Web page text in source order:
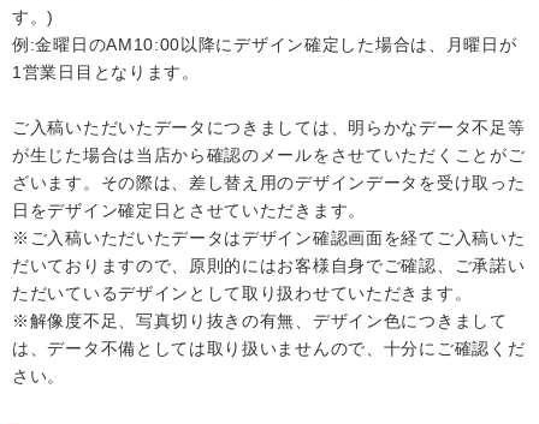
す。)
例:金曜日のAM10:00以降にデザイン確定した場合は、月曜日が
1営業日目となります。
ご入稿いただいたデータにつきましては、明らかなデータ不足等
が生じた場合は当店から確認のメールをさせていただくことがご
ざいます。その際は、差し替え用のデザインデータを受け取った
日をデザイン確定日とさせていただきます。
※ご入稿いただいたデータはデザイン確認画面を経てご入稿いた
だいておりますので、原則的にはお客様自身でご確認、ご承諾い
ただいているデザインとして取り扱わせていただきます。
※解像度不足、写真切り抜きの有無、デザイン色につきまして
は、データ不備としては取り扱いませんので、十分にご確認くだ
さい。